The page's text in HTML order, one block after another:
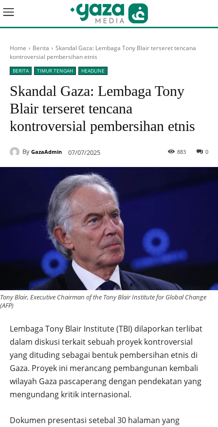
Home Berita
Skandal Gaza: Lembaga Tony Blair terseret tencana
kontroversial pembersihan etnis
BERITA TIMUR TENGAH HEADLINE
Skandal Gaza: Lembaga Tony
Blair terseret tencana
kontroversial pembersihan etnis
By GazaAdmin 07/07/2025 0
883
Tony Blair, Executive Chairman of the Tony Blair Institute for Global Change
(AFP)
Lembaga Tony Blair Institute (TBI) dilaporkan terlibat
dalam diskusi terkait sebuah proyek kontroversial
yang dituding sebagai bentuk pembersihan etnis di
Gaza. Proyek ini merancang pembangunan kembali
wilayah Gaza pascaperang dengan pendekatan yang
mengundang kritik internasional.
Dokumen presentasi setebal 30 halaman yang